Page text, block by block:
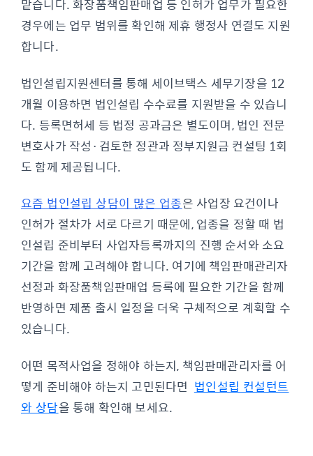
맡습니다. 화장품책임판매업 등 인허가 업무가 필요한
경우에는 업무 범위를 확인해 제휴 행정사 연결도 지원
합니다.
법인설립지원센터를 통해 세이브택스 세무기장을 12
개월 이용하면 법인설립 수수료를 지원받을 수 있습니
다. 등록면허세 등 법정 공과금은 별도이며, 법인 전문
변호사가 작성·검토한 정관과 정부지원금 컨설팅 1회
도 함께 제공됩니다.
요즘 법인설립 상담이 많은 업종은 사업장 요건이나
인허가 절차가 서로 다르기 때문에, 업종을 정할 때 법
인설립 준비부터 사업자등록까지의 진행 순서와 소요
기간을 함께 고려해야 합니다. 여기에 책임판매관리자
선정과 화장품책임판매업 등록에 필요한 기간을 함께
반영하면 제품 출시 일정을 더욱 구체적으로 계획할 수
있습니다.
어떤 목적사업을 정해야 하는지, 책임판매관리자를 어
떻게 준비해야 하는지 고민된다면 법인설립 컨설턴트
와 상담을 통해 확인해 보세요.